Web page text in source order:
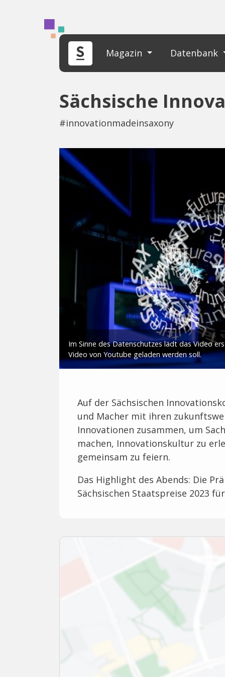
Magazin Datenbank
Sächsische
#innovationmadeinsaxony
Auf der Sächsischen
und Macher mit ihren
Innovationen zusammen, um
machen, Innovationskultur zu
gemeinsam zu feiern.
Das Highlight des Abends: Die
Sächsischen Staatspreise 2023